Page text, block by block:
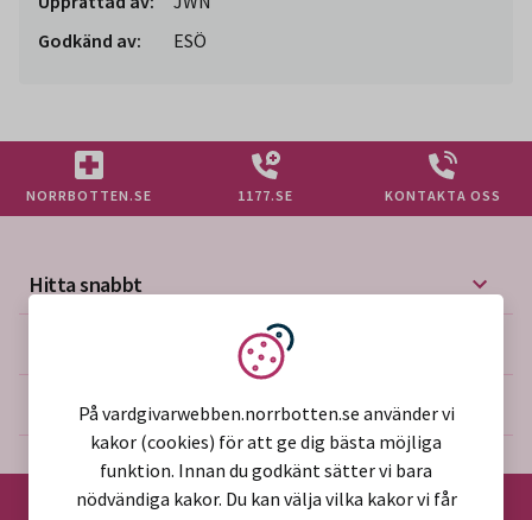
Godkänd av:
ESÖ
NORRBOTTEN.SE 1177.SE KONTAKTA OSS
Hitta snabbt
Mer på vårdgivarwebben
Om webbplatsen
Vi använder kakor
På vardgivarwebben.norrbotten.se använder vi
kakor (cookies) för att ge dig bästa möjliga
funktion. Innan du godkänt sätter vi bara
nödvändiga kakor. Du kan välja vilka kakor vi får